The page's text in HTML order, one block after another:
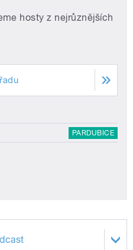
hosty z nejrůznějších
PARDUBICE